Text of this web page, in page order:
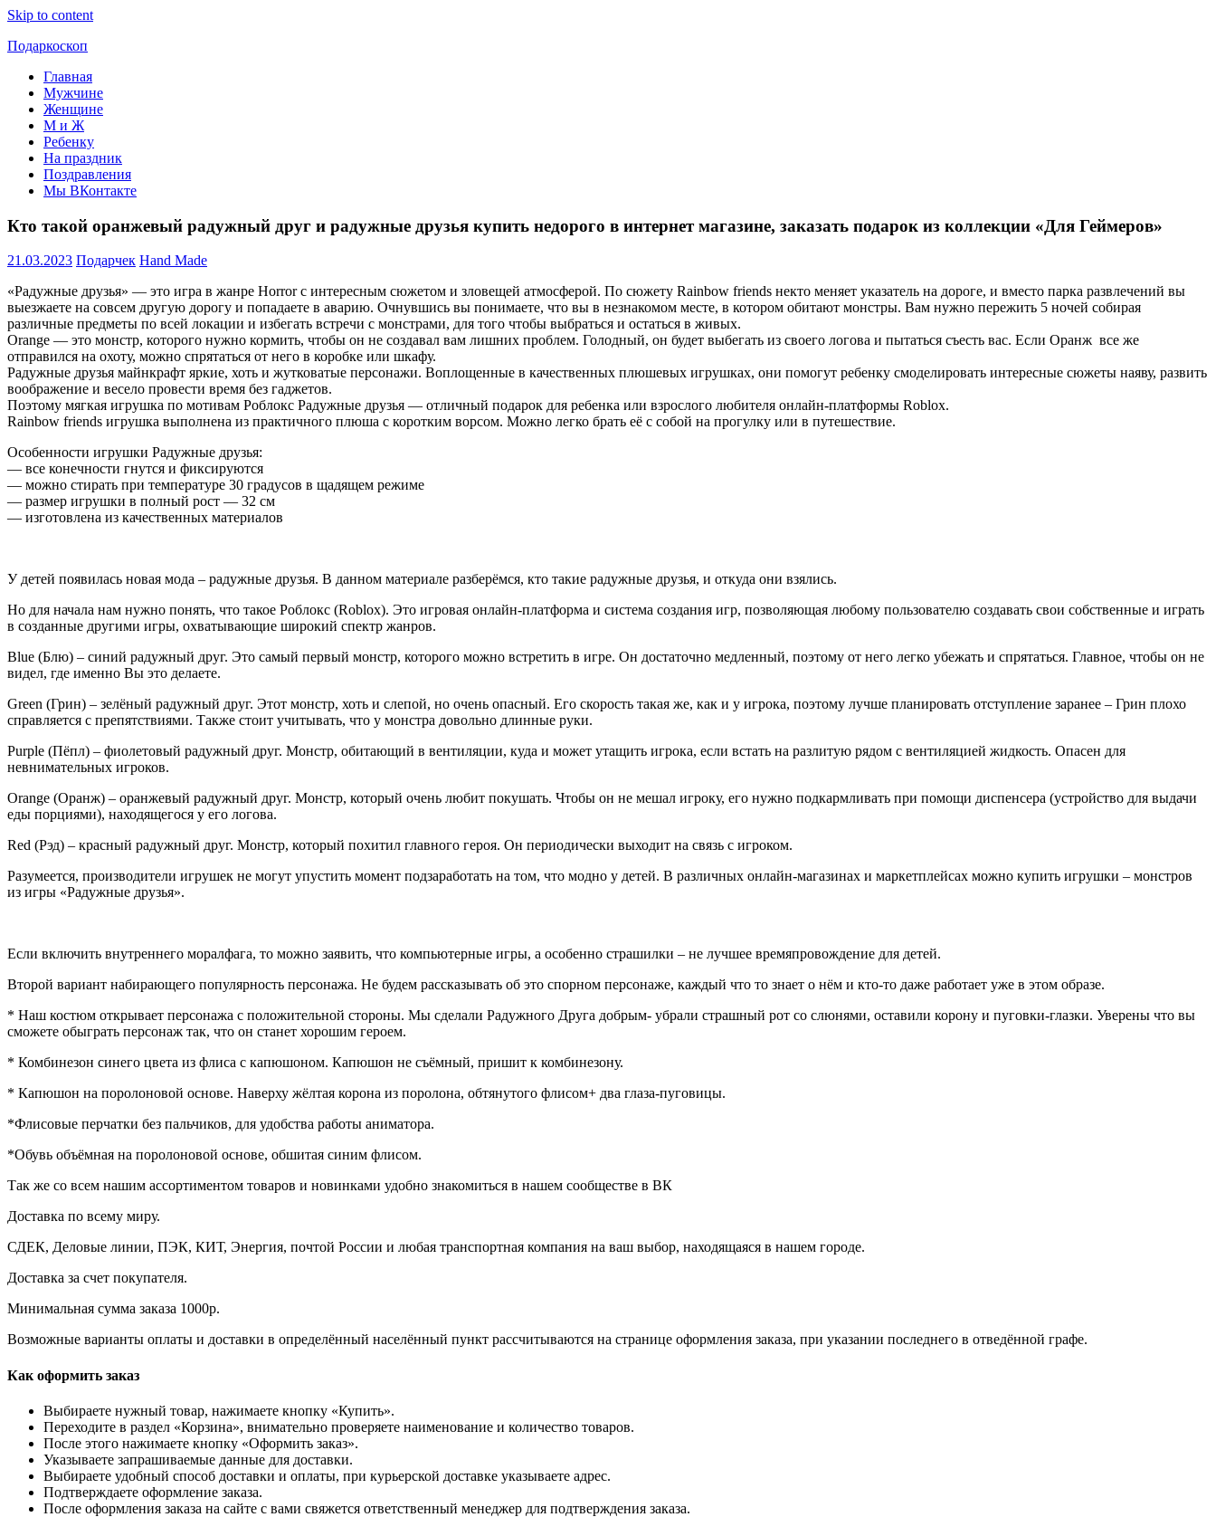
Skip to content
Подаркоскоп
Поможем
выбрать
подарить
Главная
Мужчине
Женщине
М и Ж
Ребенку
На праздник
Поздравления
Мы ВКонтакте
Кто такой оранжевый радужный друг и радужные друзья купить недорого в интернет магазине, заказать подарок из коллекции «Для Геймеров»
21.03.2023 Подарчек Hand Made
«Радужные друзья» — это игра в жанре Horror с интересным сюжетом и зловещей атмосферой. По сюжету Rainbow friends некто меняет указатель на дороге, и вместо парка развлечений вы
выезжаете на совсем другую дорогу и попадаете в аварию. Очнувшись вы понимаете, что вы в незнакомом месте, в котором обитают монстры. Вам нужно пережить 5 ночей собирая
различные предметы по всей локации и избегать встречи с монстрами, для того чтобы выбраться и остаться в живых.
Orange — это монстр, которого нужно кормить, чтобы он не создавал вам лишних проблем. Голодный, он будет выбегать из своего логова и пытаться съесть вас. Если Оранж все же
отправился на охоту, можно спрятаться от него в коробке или шкафу.
Радужные друзья майнкрафт яркие, хоть и жутковатые персонажи. Воплощенные в качественных плюшевых игрушках, они помогут ребенку смоделировать интересные сюжеты наяву, развить
воображение и весело провести время без гаджетов.
Поэтому мягкая игрушка по мотивам Роблокс Радужные друзья — отличный подарок для ребенка или взрослого любителя онлайн-платформы Roblox.
Rainbow friends игрушка выполнена из практичного плюша с коротким ворсом. Можно легко брать её с собой на прогулку или в путешествие.
Особенности игрушки Радужные друзья:
— все конечности гнутся и фиксируются
— можно стирать при температуре 30 градусов в щадящем режиме
— размер игрушки в полный рост — 32 см
— изготовлена из качественных материалов
У детей появилась новая мода – радужные друзья. В данном материале разберёмся, кто такие радужные друзья, и откуда они взялись.
Но для начала нам нужно понять, что такое Роблокс (Roblox). Это игровая онлайн-платформа и система создания игр, позволяющая любому пользователю создавать свои собственные и играть
в созданные другими игры, охватывающие широкий спектр жанров.
Blue (Блю) – синий радужный друг. Это самый первый монстр, которого можно встретить в игре. Он достаточно медленный, поэтому от него легко убежать и спрятаться. Главное, чтобы он не
видел, где именно Вы это делаете.
Green (Грин) – зелёный радужный друг. Этот монстр, хоть и слепой, но очень опасный. Его скорость такая же, как и у игрока, поэтому лучше планировать отступление заранее – Грин плохо
справляется с препятствиями. Также стоит учитывать, что у монстра довольно длинные руки.
Purple (Пёпл) – фиолетовый радужный друг. Монстр, обитающий в вентиляции, куда и может утащить игрока, если встать на разлитую рядом с вентиляцией жидкость. Опасен для
невнимательных игроков.
Orange (Оранж) – оранжевый радужный друг. Монстр, который очень любит покушать. Чтобы он не мешал игроку, его нужно подкармливать при помощи диспенсера (устройство для выдачи
еды порциями), находящегося у его логова.
Red (Рэд) – красный радужный друг. Монстр, который похитил главного героя. Он периодически выходит на связь с игроком.
Разумеется, производители игрушек не могут упустить момент подзаработать на том, что модно у детей. В различных онлайн-магазинах и маркетплейсах можно купить игрушки – монстров
из игры «Радужные друзья».
Если включить внутреннего моралфага, то можно заявить, что компьютерные игры, а особенно страшилки – не лучшее времяпровождение для детей.
Второй вариант набирающего популярность персонажа. Не будем рассказывать об это спорном персонаже, каждый что то знает о нём и кто-то даже работает уже в этом образе.
* Наш костюм открывает персонажа с положительной стороны. Мы сделали Радужного Друга добрым- убрали страшный рот со слюнями, оставили корону и пуговки-глазки. Уверены что вы
сможете обыграть персонаж так, что он станет хорошим героем.
* Комбинезон синего цвета из флиса с капюшоном. Капюшон не съёмный, пришит к комбинезону.
* Капюшон на поролоновой основе. Наверху жёлтая корона из поролона, обтянутого флисом+ два глаза-пуговицы.
*Флисовые перчатки без пальчиков, для удобства работы аниматора.
*Обувь объёмная на поролоновой основе, обшитая синим флисом.
Так же со всем нашим ассортиментом товаров и новинками удобно знакомиться в нашем сообществе в ВК
Доставка по всему миру.
СДЕК, Деловые линии, ПЭК, КИТ, Энергия, почтой России и любая транспортная компания на ваш выбор, находящаяся в нашем городе.
Доставка за счет покупателя.
Минимальная сумма заказа 1000р.
Возможные варианты оплаты и доставки в определённый населённый пункт рассчитываются на странице оформления заказа, при указании последнего в отведённой графе.
Как оформить заказ
Выбираете нужный товар, нажимаете кнопку «Купить».
Переходите в раздел «Корзина», внимательно проверяете наименование и количество товаров.
После этого нажимаете кнопку «Оформить заказ».
Указываете запрашиваемые данные для доставки.
Выбираете удобный способ доставки и оплаты, при курьерской доставке указываете адрес.
Подтверждаете оформление заказа.
После оформления заказа на сайте с вами свяжется ответственный менеджер для подтверждения заказа.